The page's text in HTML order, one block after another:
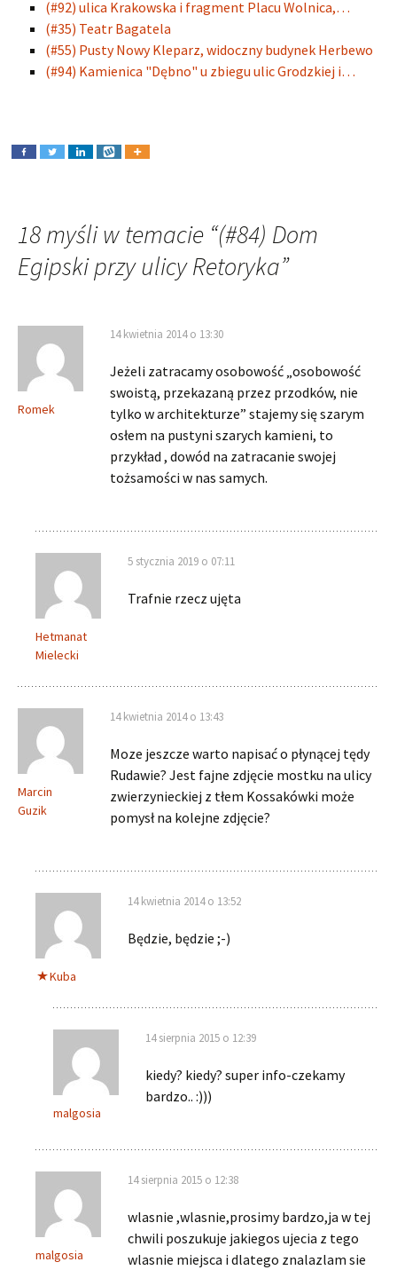
(#92) ulica Krakowska i fragment Placu Wolnica,…
(#35) Teatr Bagatela
(#55) Pusty Nowy Kleparz, widoczny budynek Herbewo
(#94) Kamienica "Dębno" u zbiegu ulic Grodzkiej i…
18 myśli w temacie “(#84) Dom
Egipski przy ulicy Retoryka”
Romek
14 kwietnia 2014 o 13:30
Jeżeli zatracamy osobowość „osobowość
swoistą, przekazaną przez przodków, nie
tylko w architekturze” stajemy się szarym
osłem na pustyni szarych kamieni, to
przykład , dowód na zatracanie swojej
tożsamości w nas samych.
Hetmanat
Mielecki
5 stycznia 2019 o 07:11
Trafnie rzecz ujęta
Marcin
Guzik
14 kwietnia 2014 o 13:43
Moze jeszcze warto napisać o płynącej tędy
Rudawie? Jest fajne zdjęcie mostku na ulicy
zwierzynieckiej z tłem Kossakówki może
pomysł na kolejne zdjęcie?
Kuba
14 kwietnia 2014 o 13:52
Będzie, będzie ;-)
malgosia
14 sierpnia 2015 o 12:39
kiedy? kiedy? super info-czekamy
bardzo.. :)))
malgosia
14 sierpnia 2015 o 12:38
wlasnie ,wlasnie,prosimy bardzo,ja w tej
chwili poszukuje jakiegos ujecia z tego
wlasnie miejsca i dlatego znalazlam sie